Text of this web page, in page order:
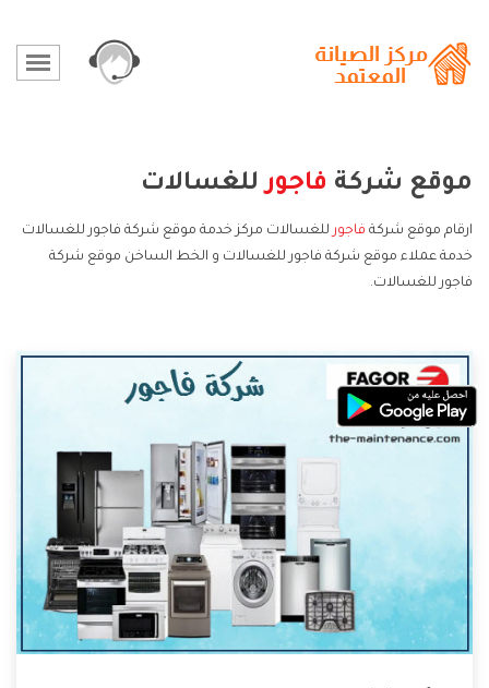
موقع شركة فاجورللغسالات
ارقام موقع شركة فاجور للغسالات مركز خدمة موقع شركة فاجور للغسالات
خدمة عملاء موقع شركة فاجور للغسالات و الخط الساخن موقع شركة
فاجور للغسالات.